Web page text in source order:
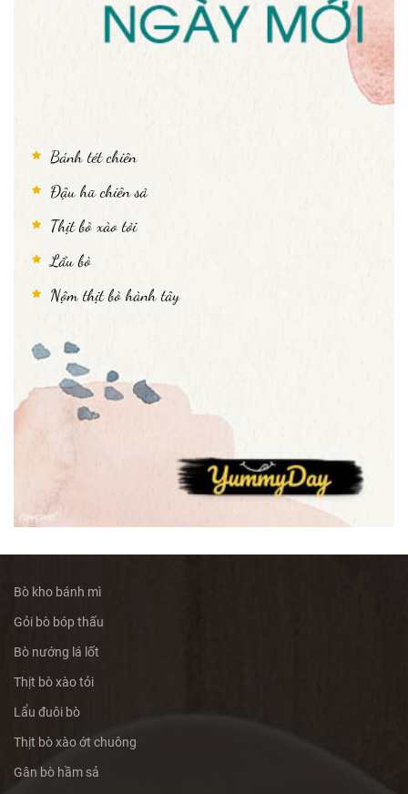
Bánh tét chiên
Đậu hũ chiên sả
Thịt bò xào tỏi
Lẩu bò
Nộm thịt bò hành tây
Bò kho bánh mì
Gỏi bò bóp thấu
Bò nướng lá lốt
Thịt bò xào tỏi
Lẩu đuôi bò
Thịt bò xào ớt chuông
Gân bò hầm sả